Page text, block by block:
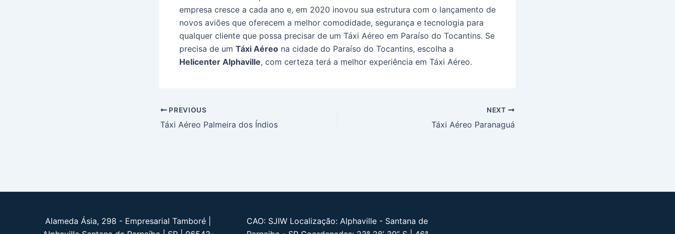
empresa cresce a cada ano e, em 2020 inovou sua estrutura com o lançamento de
novos aviões que oferecem a melhor comodidade, segurança e tecnologia para
qualquer cliente que possa precisar de um Táxi Aéreo em Paraíso do Tocantins. Se
precisa de um Táxi Aéreo na cidade do Paraíso do Tocantins, escolha a
Helicenter Alphaville, com certeza terá a melhor experiência em Táxi Aéreo.
Post
navigation
PREVIOUS
Táxi Aéreo Palmeira dos Índios
NEXT
Táxi Aéreo Paranaguá
Alameda Ásia, 298 - Empresarial Tamboré |
CAO: SJIW Localização: Alphaville - Santana de